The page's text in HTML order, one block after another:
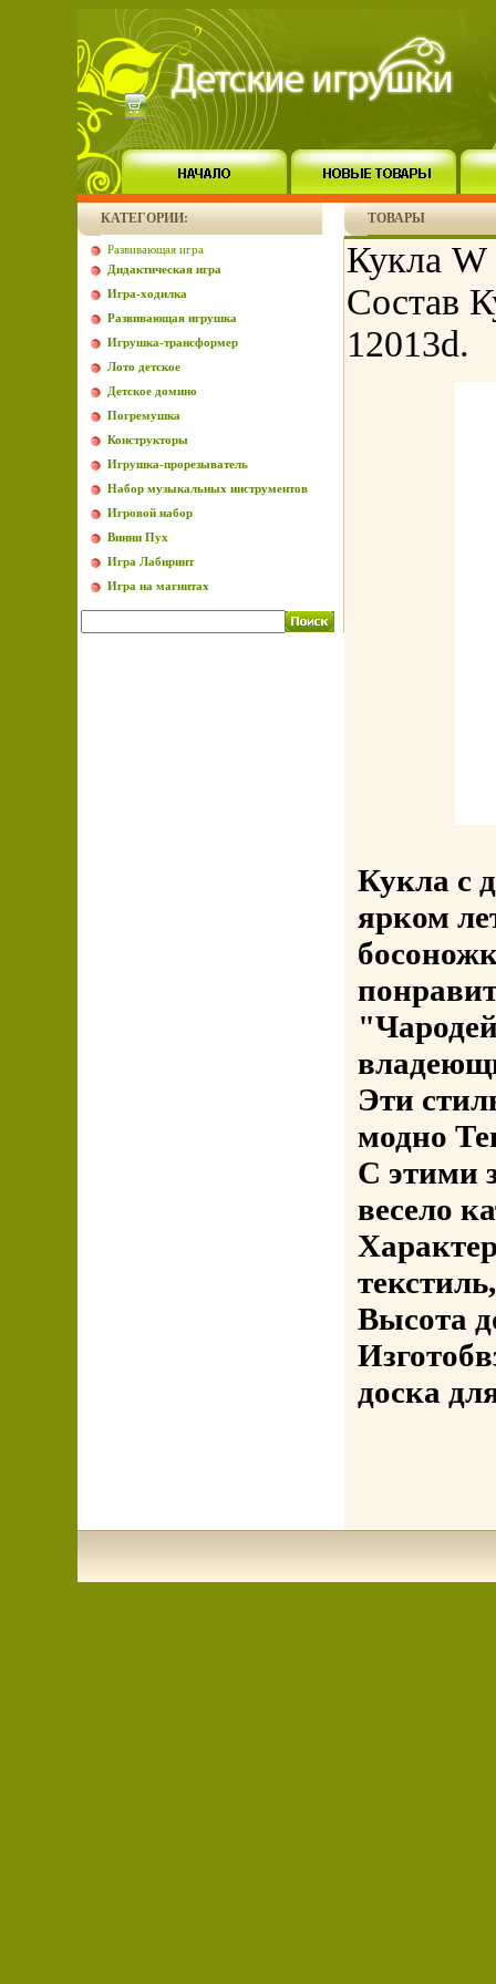
КАТЕГОРИИ:
Развивающая игра
Дидактическая игра
Игра-ходилка
Развивающая игрушка
Игрушка-трансформер
Лото детское
Детское домино
Погремушка
Конструкторы
Игрушка-прорезыватель
Набор музыкальных инструментов
Игровой набор
Винни Пух
Игра Лабиринт
Игра на магнитах
ТОВАРЫ
Кукла
Состав
12013d.
Кукла с
ярком
Эти
модно
С этими
весело
Высота
доска